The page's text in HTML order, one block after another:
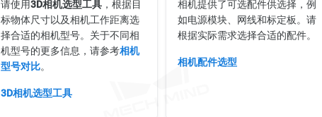
请使用3D相机选型工具 ，根据目
标物体尺寸以及相机工作距离选
择合适的相机型号。关于不同相
机型号的更多信息，请参考相机
型号对比。
3D相机选型工具
相机提供了可选配件供选择，例
如电源模块、网线和标定板。请
根据实际需求选择合适的配件。
相机配件选型